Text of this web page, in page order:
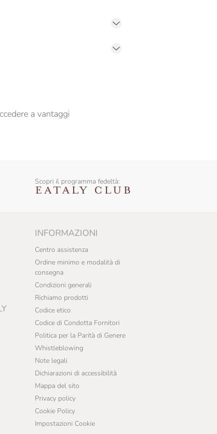
a vantaggi
Scopri il programma fedeltà:
INFORMAZIONI
Centro assistenza
Ordine minimo e modalità di
consegna
Condizioni generali
Richiamo prodotti
Codice etico
Codice di Condotta Fornitori
Politica per la Parità di Genere
Whistleblowing
Note legali
Dichiarazioni di accessibilità
Mappa del sito
Privacy policy
Cookie Policy
Impostazioni Cookie